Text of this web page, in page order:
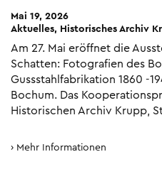
Mai 19, 2026
Aktuelles, Historisches Archiv
Am 27. Mai eröffnet die
Schatten: Fotografien des
Gussstahlfabrikation 1860 -
Bochum. Das
Historischen Archiv Krupp,
Mehr Informationen